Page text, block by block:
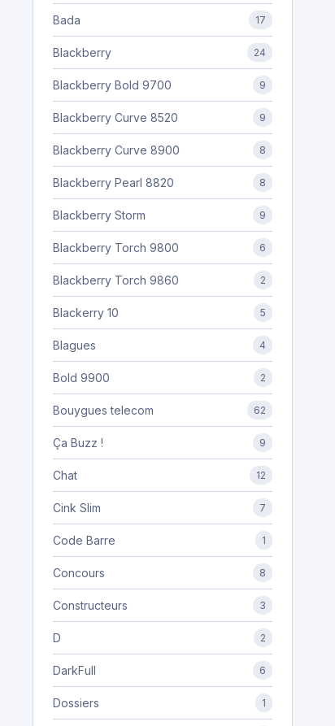
Bada 17
Blackberry 24
Blackberry Bold 9700 9
Blackberry Curve 8520 9
Blackberry Curve 8900 8
Blackberry Pearl 8820 8
Blackberry Storm 9
Blackberry Torch 9800 6
Blackberry Torch 9860 2
Blackerry 10 5
Blagues 4
Bold 9900 2
Bouygues telecom 62
Ça Buzz ! 9
Chat 12
Cink Slim 7
Code Barre 1
Concours 8
Constructeurs 3
D 2
DarkFull 6
Dossiers 1